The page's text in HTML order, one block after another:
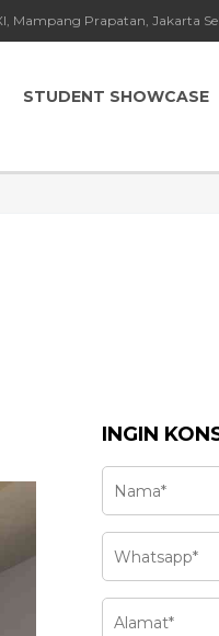
Mampang Prapatan, Jakarta
STUDENT SHOWCASE
INGIN